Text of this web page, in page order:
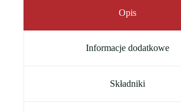
Opis
Informacje dodatkowe
Składniki